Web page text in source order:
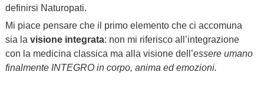
definirsi Naturopati.
Mi piace pensare che il primo elemento che ci accomuna
sia lavisione integrata: non mi riferisco all’integrazione
con la medicina classica ma alla visione dell’essere umano
finalmente INTEGRO in corpo, anima ed emozioni.